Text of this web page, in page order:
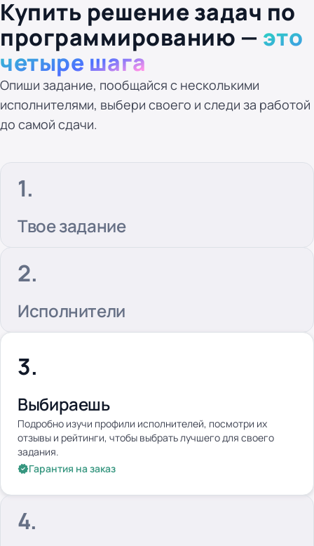
Купить решение задач по
программированию — это
четыре шага
Опиши задание, пообщайся с несколькими
исполнителями, выбери своего и следи за работой
до самой сдачи.
Твое задание
Исполнители
Выбираешь
Подробно изучи профили исполнителей, посмотри их
отзывы и рейтинги, чтобы выбрать лучшего для своего
задания.
Гарантия на заказ